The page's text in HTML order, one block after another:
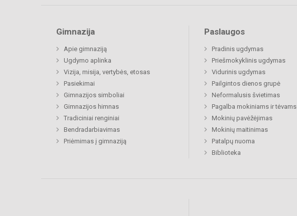
Gimnazija
Apie gimnaziją
Ugdymo aplinka
Vizija, misija, vertybės, etosas
Pasiekimai
Gimnazijos simboliai
Gimnazijos himnas
Tradiciniai renginiai
Bendradarbiavimas
Priėmimas į gimnaziją
Paslaugos
Pradinis ugdymas
Priešmokyklinis ugdymas
Vidurinis ugdymas
Pailgintos dienos grupė
Neformalusis švietimas
Pagalba mokiniams ir tėvams
Mokinių pavėžėjimas
Mokinių maitinimas
Patalpų nuoma
Biblioteka